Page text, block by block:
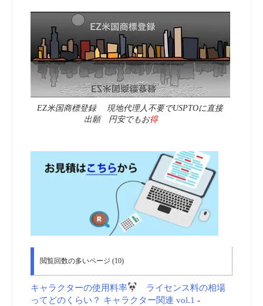
EZ米国商標登録 現地代理人不要でUSPTOに直接
出願 円安でもお得
閲覧回数の多いページ (10)
キャラクターの使用料率
ライセンス料の相場
ってどのくらい？ キャラクター関連 vol.1 -